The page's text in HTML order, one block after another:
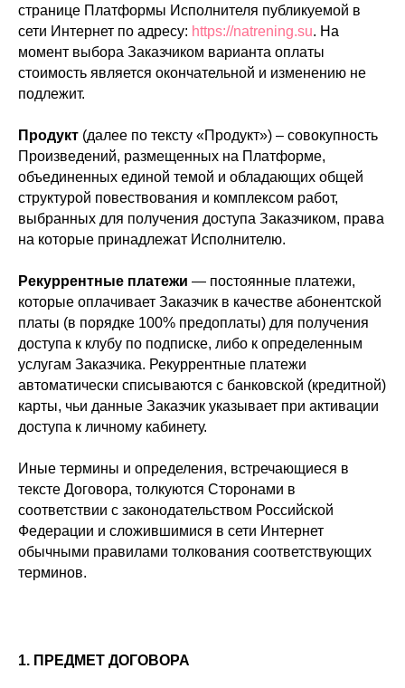
странице Платформы Исполнителя публикуемой в
сети Интернет по адресу: https://natrening.su. На
момент выбора Заказчиком варианта оплаты
стоимость является окончательной и изменению не
подлежит.
Продукт (далее по тексту «Продукт») – совокупность
Произведений, размещенных на Платформе,
объединенных единой темой и обладающих общей
структурой повествования и комплексом работ,
выбранных для получения доступа Заказчиком, права
на которые принадлежат Исполнителю.
Рекуррентные платежи — постоянные платежи,
которые оплачивает Заказчик в качестве абонентской
платы (в порядке 100% предоплаты) для получения
доступа к клубу по подписке, либо к определенным
услугам Заказчика. Рекуррентные платежи
автоматически списываются с банковской (кредитной)
карты, чьи данные Заказчик указывает при активации
доступа к личному кабинету.
Иные термины и определения, встречающиеся в
тексте Договора, толкуются Сторонами в
соответствии с законодательством Российской
Федерации и сложившимися в сети Интернет
обычными правилами толкования соответствующих
терминов.
1. ПРЕДМЕТ ДОГОВОРА